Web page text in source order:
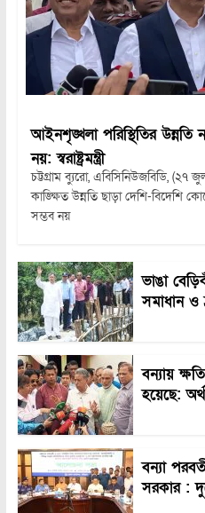
আইনশৃঙ্খলা পরিস্থিতির উন্নতি
নয়: স্বরাষ্ট্রমন্ত্রী
চট্টগ্রাম ব্যুরো, এবিসিনিউজবিডি, (২৭
কাঙ্ক্ষিত উন্নতি ছাড়া দেশি-বিদেশি
সম্ভব নয়
ভাঙা
সমাধান ও
বন্যায়
হয়েছে:
বন্যা
সরকার :